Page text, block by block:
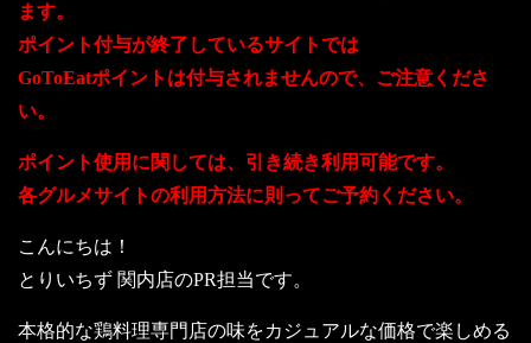
ます。
ポイント付与が終了しているサイトでは
GoToEatポイントは付与されませんので、ご注意くださ
い。
ポイント使用に関しては、引き続き利用可能です。
各グルメサイトの利用方法に則ってご予約ください。
こんにちは！
とりいちず 関内店のPR担当です。
本格的な鶏料理専門店の味をカジュアルな価格で楽しめる